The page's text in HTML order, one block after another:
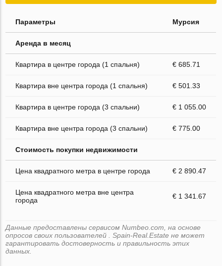
Параметры Мурсия
Аренда в месяц
Квартира в центре города (1 спальня) € 685.71
Квартира вне центра города (1 спальня) € 501.33
Квартира в центре города (3 спальни) € 1 055.00
Квартира вне центра города (3 спальни) € 775.00
Стоимость покупки недвижимости
Цена квадратного метра в центре города € 2 890.47
Цена квадратного метра вне центра
города
€ 1 341.67
Данные предоставлены сервисом Numbeo.com, на основе
опросов своих пользователей . Spain-Real.Estate не может
гарантировать достоверность и правильность этих
данных.